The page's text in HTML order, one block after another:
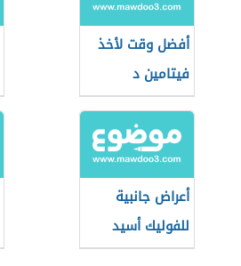
أفضل وقت لأخذ
فيتامين د
أعراض جانبية
للفوليك أسيد